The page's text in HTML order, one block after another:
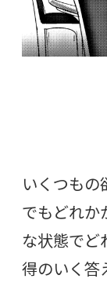
いくつもの
でもどれ
な状態でど
得のいく答